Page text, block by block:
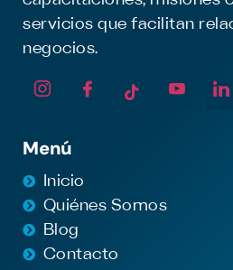
servicios que facilitan
negocios.
Menú
Inicio
Quiénes Somos
Blog
Contacto